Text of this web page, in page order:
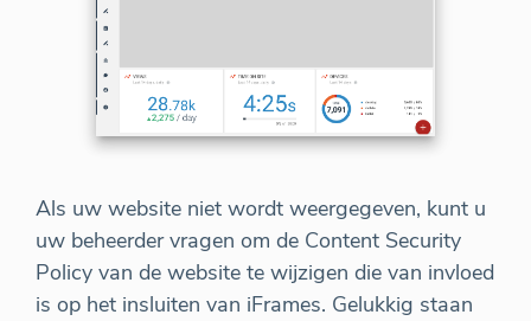
Als uw website niet wordt weergegeven, kunt u
uw beheerder vragen om de Content Security
Policy van de website te wijzigen die van invloed
is op het insluiten van iFrames. Gelukkig staan